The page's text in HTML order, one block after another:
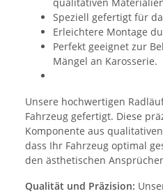
Speziell gefertigt für
Erleichtere Montage
Perfekt geeignet zur
Mängel an Karosserie.
Unsere hochwertigen
Fahrzeug gefertigt. Diese
Komponente aus
dass Ihr Fahrzeug optimal
den ästhetischen
Qualität und Präzision: